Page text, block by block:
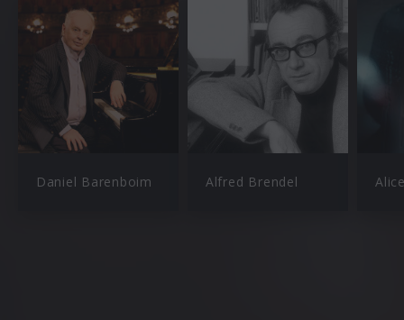
Daniel Barenboim Alfred Brendel